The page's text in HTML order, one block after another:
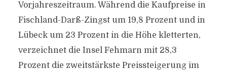
Vorjahreszeitraum. Während die Kaufpreise in
Fischland-Darß-Zingst um 19,8 Prozent und in
Lübeck um 23 Prozent in die Höhe kletterten,
verzeichnet die Insel Fehmarn mit 28,3
Prozent die zweitstärkste Preissteigerung im